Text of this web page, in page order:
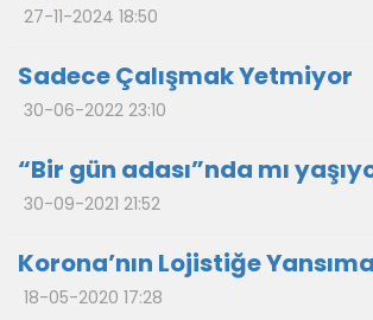
27-11-2024 18:50
Sadece Çalışmak Yetmiyor
30-06-2022 23:10
“Bir gün adası”nda mı
30-09-2021 21:52
Korona’nın Lojistiğe
18-05-2020 17:28